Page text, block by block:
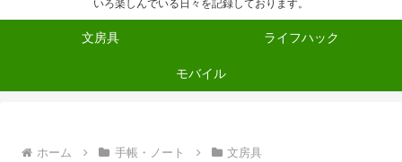
いろ楽しんでいる日々を記録しております。
文房具 ライフハック
モバイル
ホーム 手帳・ノート 文房具